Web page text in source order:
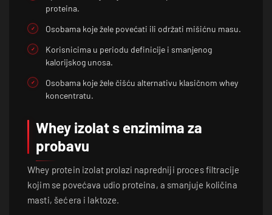
proteina.
Osobama koje žele povećati ili održati mišićnu masu.
Korisnicima u periodu definicije i smanjenog
kalorijskog unosa.
Osobama koje žele čišću alternativu klasičnom whey
koncentratu.
Whey izolat s enzimima za
probavu
Whey protein izolat prolazi napredniji proces filtracije
kojim se povećava udio proteina, a smanjuje količina
masti, šećera i laktoze.